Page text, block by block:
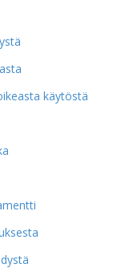
käytöstä